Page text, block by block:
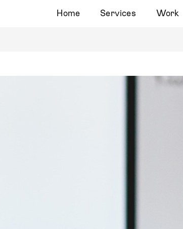
Home Services Work